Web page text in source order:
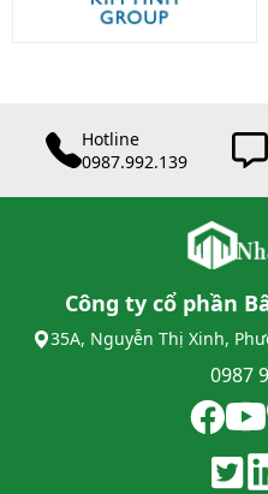
Hotline
0987.992.139
Công ty cổ phần
35A, Nguyễn Thị Xinh,
0987